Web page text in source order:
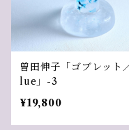
曽田伸子「ゴブレット
lue」-3
¥19,800